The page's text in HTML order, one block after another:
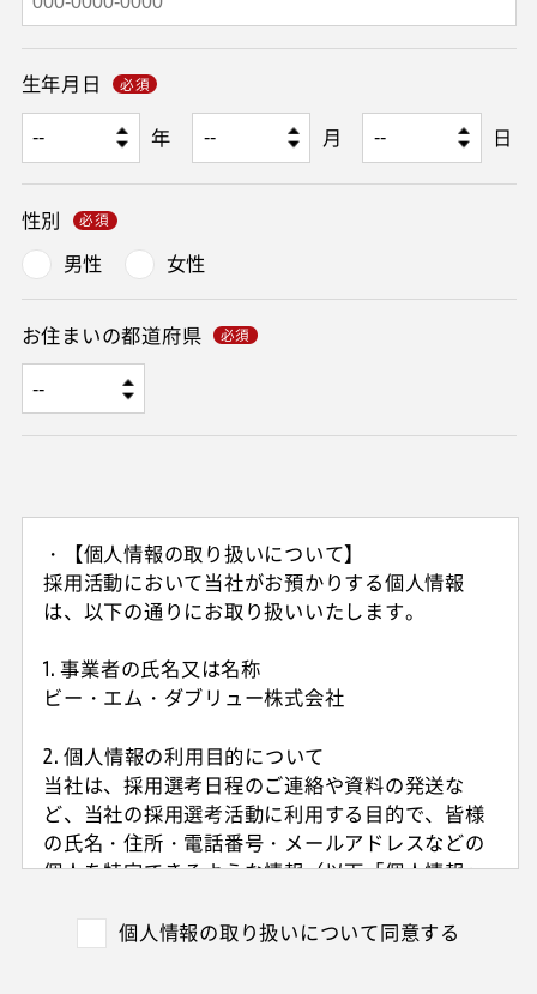
生年月日
年
月 日
性別
男性
女性
お住まいの都道府県
・【個人情報の取り扱いについて】
採用活動において当社がお預かりする個人情報
は、以下の通りにお取り扱いいたします。
1. 事業者の氏名又は名称
ビー・エム・ダブリュー株式会社
2. 個人情報の利用目的について
当社は、採用選考日程のご連絡や資料の発送な
ど、当社の採用選考活動に利用する目的で、皆様
の氏名・住所・電話番号・メールアドレスなどの
個人を特定できるような情報（以下「個人情報」
外国籍の方からは、日本国での就労可否の確認に
個人情報の取り扱いについて同意する